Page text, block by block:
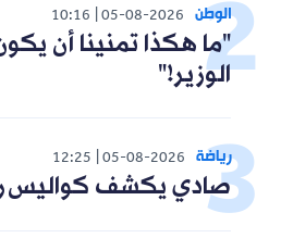
الوطن 05-08-2026
10:16
"ما هكذا تمنينا أن
الوزير!"
رياضة 05-08-2026
12:25
صادي يكشف كواليس